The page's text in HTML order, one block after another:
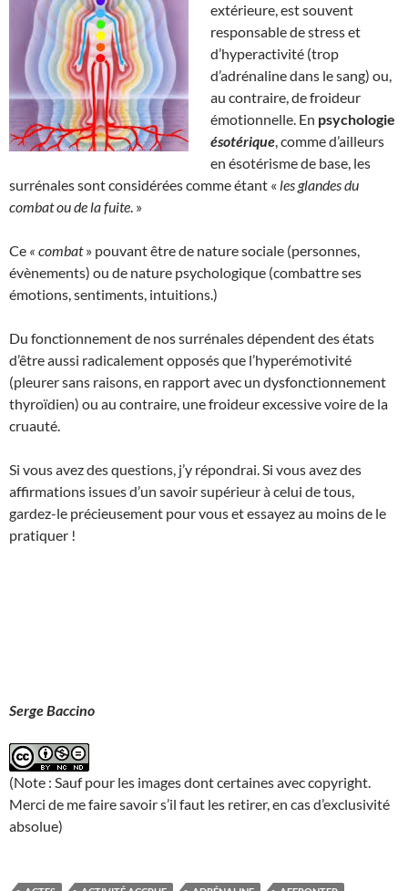
extérieure, est souvent
responsable de stress et
d’hyperactivité (trop
d’adrénaline dans le sang) ou,
au contraire, de froideur
émotionnelle. En psychologie
ésotérique, comme d’ailleurs
en ésotérisme de base, les
surrénales sont considérées comme étant « les glandes du
combat ou de la fuite. »
Ce « combat» pouvant être de nature sociale (personnes,
évènements) ou de nature psychologique (combattre ses
émotions, sentiments, intuitions.)
Du fonctionnement de nos surrénales dépendent des états
d’être aussi radicalement opposés que l’hyperémotivité
(pleurer sans raisons, en rapport avec un dysfonctionnement
thyroïdien) ou au contraire, une froideur excessive voire de la
cruauté.
Si vous avez des questions, j’y répondrai. Si vous avez des
affirmations issues d’un savoir supérieur à celui de tous,
gardez-le précieusement pour vous et essayez au moins de le
pratiquer !
Serge Baccino
(Note : Sauf pour les images dont certaines avec copyright.
Merci de me faire savoir s’il faut les retirer, en cas d’exclusivité
absolue)